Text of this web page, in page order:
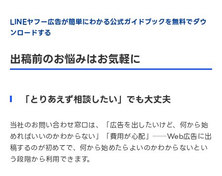
LINEヤフー広告が簡単にわかる公式ガイドブックを無料でダウ
ンロードする
出稿前のお悩みはお気軽に
「とりあえず相談したい」でも大丈夫
当社のお問い合わせ窓口は、「広告を出したいけど、何から始
めればいいのかわからない」「費用が心配」──Web広告に出
稿するのが初めてで、何から始めたらよいのかわからないとい
う段階から利用できます。